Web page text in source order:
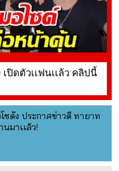
เปิดตัวเเฟนเเล้ว คลิปนี้
ซดัง ประกาศข่าวดี ทายาท
มาเเล้ว!